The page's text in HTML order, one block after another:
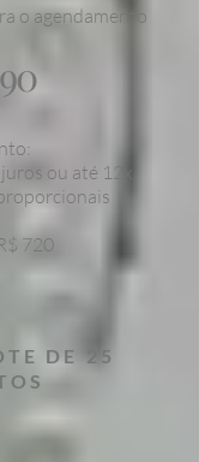
o agendamento
ou até 12x
720
DE 25